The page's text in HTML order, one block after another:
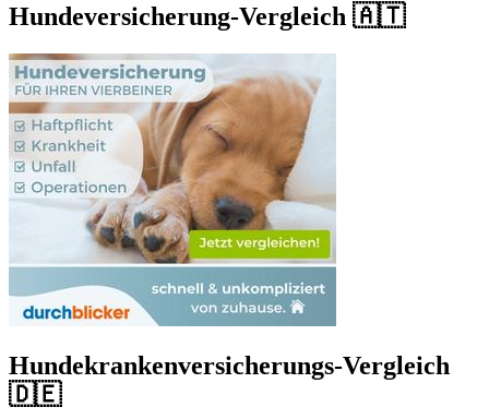
Hundeversicherung-Vergleich 🇦🇹
Hundekrankenversicherungs-Vergleich
🇩🇪